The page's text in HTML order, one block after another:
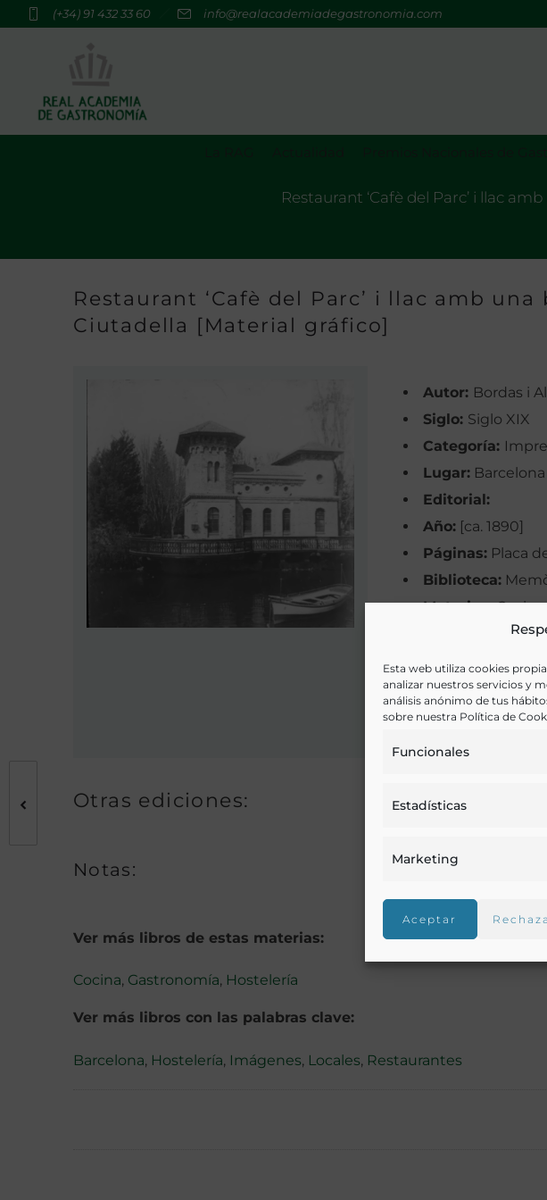
Esta web utiliza cookies
analizar nuestros servicios y
análisis anónimo de tus
sobre nuestra Política de
Funcionales
Estadísticas
Marketing
Aceptar
(+34) 91 432 33 60 info@realacademiadegastronomia.com
Restaurant ‘Cafè del Parc’ i llac
Restaurant ‘Cafè del Parc’ i llac amb una
Ciutadella [Material gráfico]
Autor: Bordas i
Siglo: Siglo XIX
Categoría:
Lugar: Barcelona
Editorial:
Año: [ca. 1890]
Páginas: Placa
Biblioteca:
Materias:
Palabras clave:
Locales,
Idioma:Catalán
Otras ediciones:
Notas:
Ver más libros de estas materias:
Cocina, Gastronomía, Hostelería
Ver más libros con las palabras clave:
Barcelona, Hostelería, Imágenes, Locales, Restaurantes